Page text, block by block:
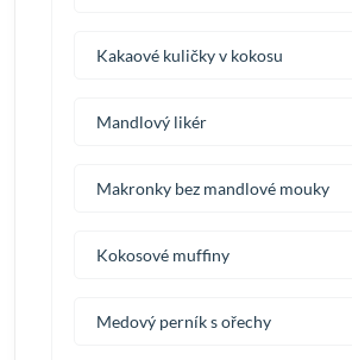
Kakaové kuličky v kokosu
Mandlový likér
Makronky bez mandlové mouky
Kokosové muffiny
Medový perník s ořechy